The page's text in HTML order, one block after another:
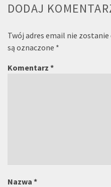
DODAJ
Twój adres email nie
są oznaczone *
Komentarz *
Nazwa *